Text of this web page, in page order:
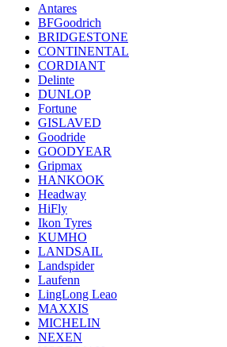
Antares
BFGoodrich
BRIDGESTONE
CONTINENTAL
CORDIANT
Delinte
DUNLOP
Fortune
GISLAVED
Goodride
GOODYEAR
Gripmax
HANKOOK
Headway
HiFly
Ikon Tyres
KUMHO
LANDSAIL
Landspider
Laufenn
LingLong Leao
MAXXIS
MICHELIN
NEXEN